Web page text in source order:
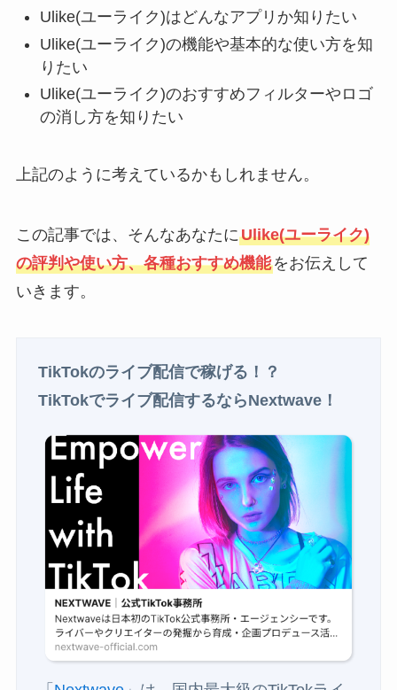
Ulike(ユーライク)はどんなアプリか知りたい
Ulike(ユーライク)の機能や基本的な使い方を知
りたい
Ulike(ユーライク)のおすすめフィルターやロゴ
の消し方を知りたい
上記のように考えているかもしれません。
この記事では、そんなあなたにUlike(ユーライク)
の評判や使い方、各種おすすめ機能をお伝えして
いきます。
TikTokのライブ配信で稼げる！？
TikTokでライブ配信するならNextwave！